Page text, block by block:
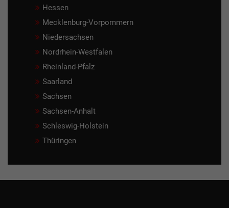
Hessen
Mecklenburg-Vorpommern
Niedersachsen
Nordrhein-Westfalen
Rheinland-Pfalz
Saarland
Sachsen
Sachsen-Anhalt
Schleswig-Holstein
Thüringen